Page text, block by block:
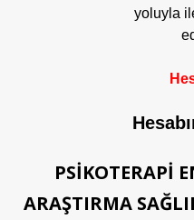
yoluyla
PSİKOTERAPİ
ARAŞTIRMA